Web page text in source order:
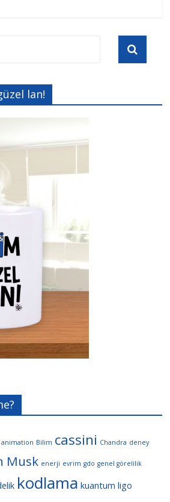
lan!
animation Bilim cassini Chandra deney
Musk enerji evrim gdo genel görelilik
kodlama kuantum ligo